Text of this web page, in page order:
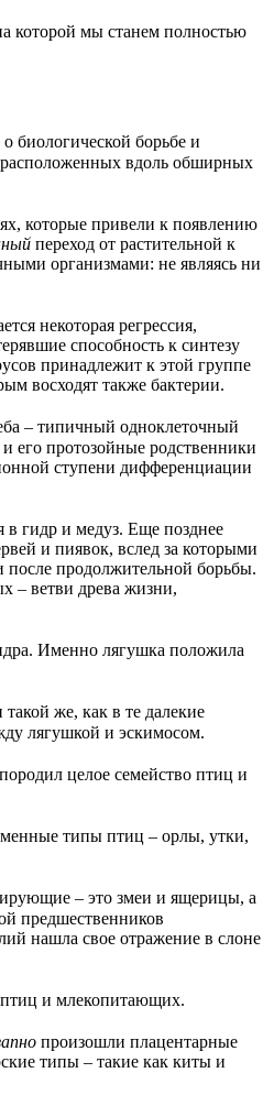
которой мы станем полностью
биологической борьбе и
расположенных вдоль обширных
которые привели к появлению
переход от растительной к
организмами: не являясь ни
некоторая регрессия,
способность к синтезу
принадлежит к этой группе
восходят также бактерии.
– типичный одноклеточный
его протозойные родственники
ступени дифференциации
гидр и медуз. Еще позднее
и пиявок, вслед за которыми
продолжительной борьбы.
– ветви древа жизни,
Именно лягушка положила
же, как в те далекие
лягушкой и эскимосом.
целое семейство птиц и
типы птиц – орлы, утки,
– это змеи и ящерицы, а
предшественников
нашла свое отражение в слоне
птиц и млекопитающих.
произошли плацентарные
типы – такие как киты и